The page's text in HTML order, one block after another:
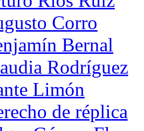
Corro
Bernal
Rodríguez
Limón
de réplica